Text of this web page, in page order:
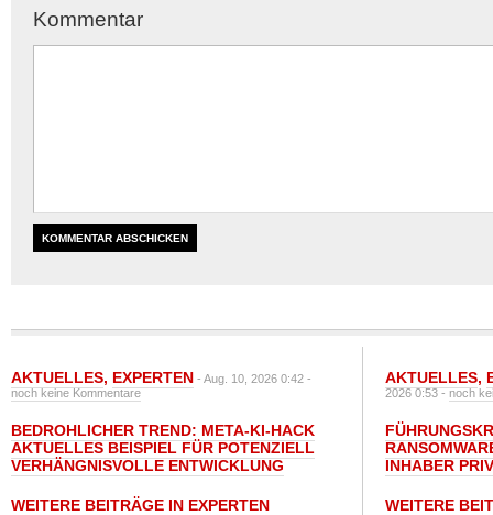
Kommentar
AKTUELLES, EXPERTEN - Aug. 10, 2026 0:42 -
noch keine Kommentare
BEDROHLICHER TREND: META-KI-HACK
AKTUELLES BEISPIEL FÜR POTENZIELL
VERHÄNGNISVOLLE ENTWICKLUNG
WEITERE BEITRÄGE IN EXPERTEN
AKTUELLES,
2026 0:53 -noch
INHABER
WEITERE